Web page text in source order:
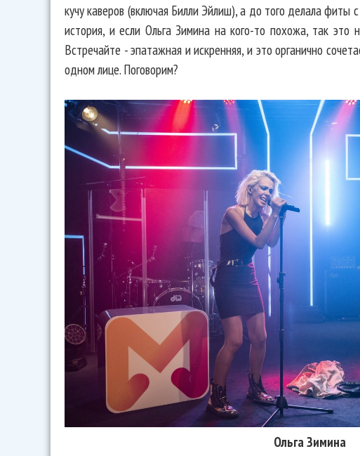
кучу каверов (включая Билли Эйлиш), а до того делала
история, и если Ольга Зимина на кого-то похожа, так это
Встречайте - эпатажная и искренняя, и это органично
одном лице. Поговорим?
Ольга Зимина